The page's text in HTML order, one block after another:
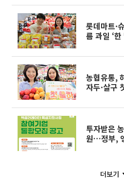
롯데마트·
름 과일 ‘
농협유통,
자두·살구
투자받은
원…정부,
더보기